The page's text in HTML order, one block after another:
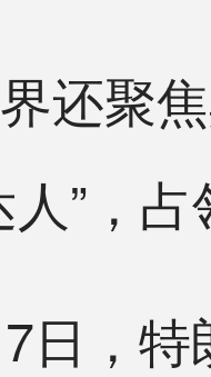
聚焦
人”，
，特